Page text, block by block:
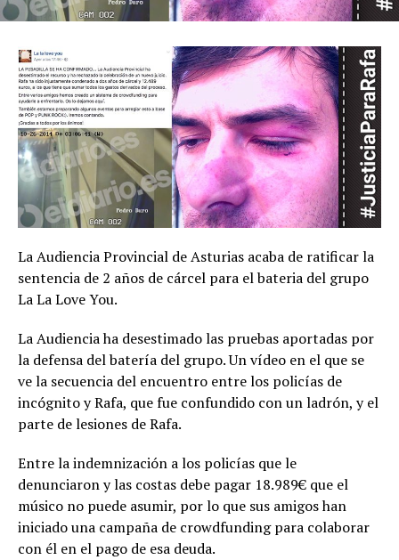
La Audiencia Provincial de Asturias acaba de ratificar la
sentencia de 2 años de cárcel para el bateria del grupo
La La Love You.
La Audiencia ha desestimado las pruebas aportadas por
la defensa del batería del grupo. Un vídeo en el que se
ve la secuencia del encuentro entre los policías de
incógnito y Rafa, que fue confundido con un ladrón, y el
parte de lesiones de Rafa.
Entre la indemnización a los policías que le
denunciaron y las costas debe pagar 18.989€ que el
músico no puede asumir, por lo que sus amigos han
iniciado una campaña de crowdfunding para colaborar
con él en el pago de esa deuda.